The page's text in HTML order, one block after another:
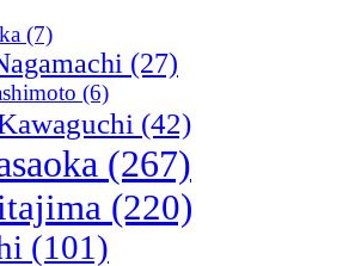
(7)
(27)
(6)
(42)
(267)
(220)
(101)